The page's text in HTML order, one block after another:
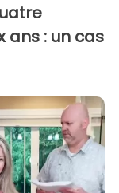
ans : un cas